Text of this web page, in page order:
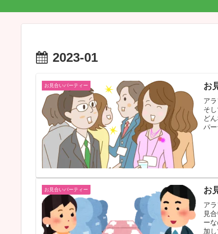
2023-01
お見合いパーティー お
ア
そ
ど
パ
お見合いパーティー お
ア
見
ー
加